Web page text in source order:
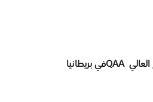
QAAفي بريطانيا